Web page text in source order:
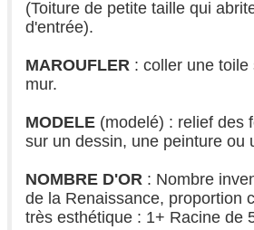
(Toiture de petite taille qui
d'entrée).
MAROUFLER : coller une
mur.
MODELE (modelé) : relief des
sur un dessin, une peinture ou
NOMBRE D'OR : Nombre
de la Renaissance, proportion
très esthétique : 1+ Racine de